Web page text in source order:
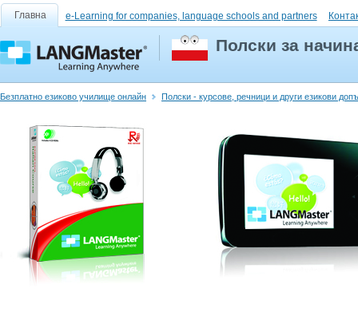
Главна e-Learning for companies, language schools and partners
Полски за
Безплатно езиково училище онлайн Полски - курсове, речници и други езикови